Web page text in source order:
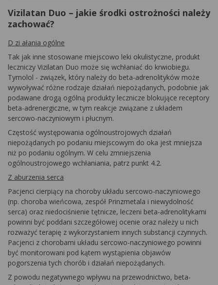
Vizilatan Duo – jakie środki ostrożności należy
zachować?
D zi ałania ogólne
Tak jak inne stosowane miejscowo leki okulistyczne, produkt
leczniczy Vizilatan Duo może się wchłaniać do krwiobiegu.
Tymolol - związek, który należy do beta-adrenolityków może
wywoływać różne rodzaje działań niepożądanych, podobnie jak
podawane drogą ogólną produkty lecznicze blokujące receptory
beta-adrenergiczne, w tym reakcje związane z układem
sercowo-naczyniowym i płucnym.
Częstość występowania ogólnoustrojowych działań
niepożądanych po podaniu miejscowym do oka jest mniejsza
niż po podaniu ogólnym. W celu zmniejszenia
ogólnoustrojowego wchłaniania, patrz punkt 4.2.
Z aburzenia serca
Pacjenci cierpiący na choroby układu sercowo-naczyniowego
(np. choroba wieńcowa, zespół Prinzmetala i niewydolność
serca) oraz niedociśnienie tętnicze, leczeni beta-adrenolitykami
powinni być poddani szczegółowej ocenie oraz należy u nich
rozważyć terapię z wykorzystaniem innych substancji czynnych.
Pacjenci z chorobami układu sercowo-naczyniowego powinni
być monitorowani pod kątem wystąpienia objawów
pogorszenia tych chorób i działań niepożądanych.
Z powodu negatywnego wpływu na przewodnictwo, beta-